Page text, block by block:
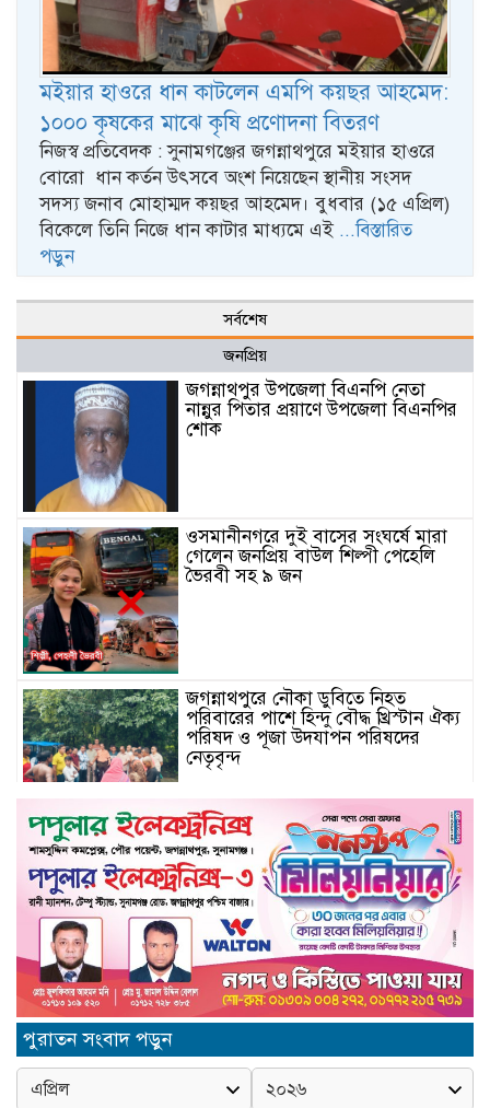
মইয়ার হাওরে ধান কাটলেন এমপি কয়ছর আহমেদ:
১০০০ কৃষকের মাঝে কৃষি প্রণোদনা বিতরণ
নিজস্ব প্রতিবেদক : সুনামগঞ্জের জগন্নাথপুরে মইয়ার হাওরে
বোরো ধান কর্তন উৎসবে অংশ নিয়েছেন স্থানীয় সংসদ
সদস্য জনাব মোহাম্মদ কয়ছর আহমেদ। বুধবার (১৫ এপ্রিল)
বিকেলে তিনি নিজে ধান কাটার মাধ্যমে এই ...বিস্তারিত
পড়ুন
সর্বশেষ
জনপ্রিয়
জগন্নাথপুর উপজেলা বিএনপি নেতা
নান্নুর পিতার প্রয়াণে উপজেলা বিএনপির
শোক
ওসমানীনগরে দুই বাসের সংঘর্ষে মারা
গেলেন জনপ্রিয় বাউল শিল্পী পেহেলি
ভৈরবী সহ ৯ জন
জগন্নাথপুরে নৌকা ডুবিতে নিহত
পরিবারের পাশে হিন্দু বৌদ্ধ খ্রিস্টান ঐক্য
পরিষদ ও পূজা উদযাপন পরিষদের
নেতৃবৃন্দ
Schau auf ourdream-girl.ink für
personalisierte KI-Romantik
vorbei
Camsoda AI’s Immersive Voice
& Image Experience: Elevating
English Language Engagement
in the USA
জগন্নাথপুরে আলোচনা সভা ও পুরস্কার
পুরাতন সংবাদ পড়ুন